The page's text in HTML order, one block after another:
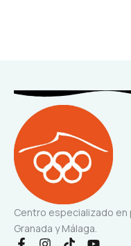
Centro especializado
Granada y Málaga.
F I T Y